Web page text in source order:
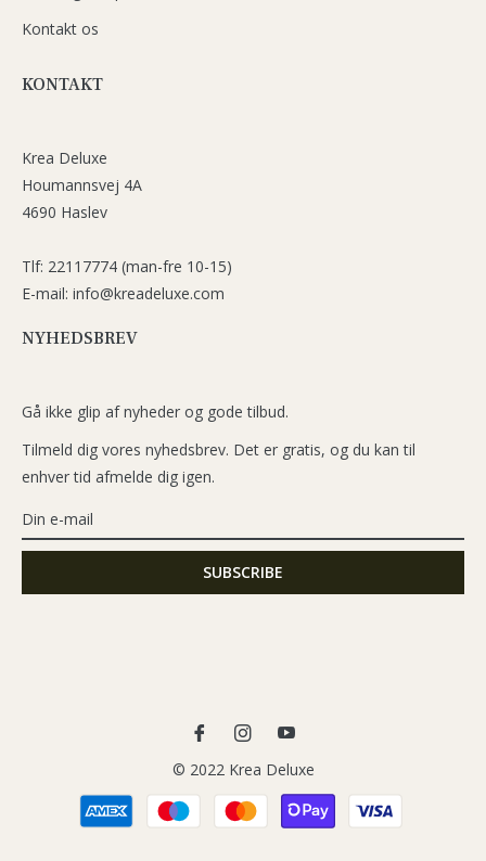
Kontakt os
KONTAKT
Krea Deluxe
Houmannsvej 4A
4690 Haslev
Tlf: 22117774 (man-fre 10-15)
E-mail: info@kreadeluxe.com
NYHEDSBREV
Gå ikke glip af nyheder og gode tilbud.
Tilmeld dig vores nyhedsbrev. Det er gratis, og du kan til
enhver tid afmelde dig igen.
Ins
You
© 2022 Krea Deluxe